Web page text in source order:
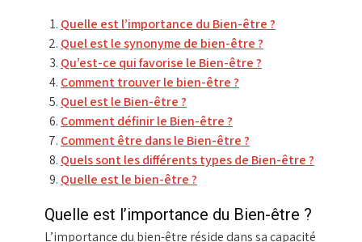
Quelle est l’importance du Bien-être ?
Quel est le synonyme de bien-être ?
Qu’est-ce qui favorise le Bien-être ?
Comment trouver le bien-être ?
Quel est le Bien-être ?
Comment définir le Bien-être ?
Comment être dans le Bien-être ?
Quels sont les différents types de Bien-être ?
Quelle est le bien-être ?
Quelle est l’importance du Bien-être ?
L’importance du bien-être réside dans sa capacité